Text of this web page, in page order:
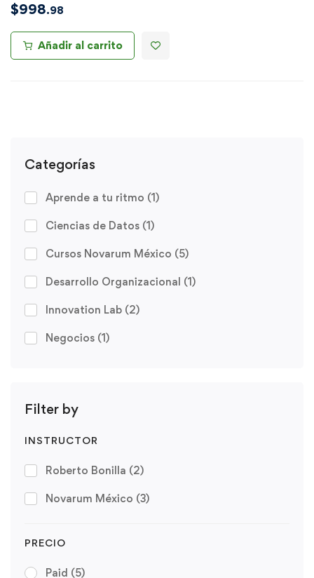
Categorías
Aprende a tu ritmo (1)
Ciencias de Datos (1)
Cursos Novarum México (5)
Desarrollo Organizacional (1)
Innovation Lab (2)
Negocios (1)
Filter by
INSTRUCTOR
Roberto Bonilla (2)
Novarum México (3)
PRECIO
Paid (5)
$998.98
Añadir al carrito